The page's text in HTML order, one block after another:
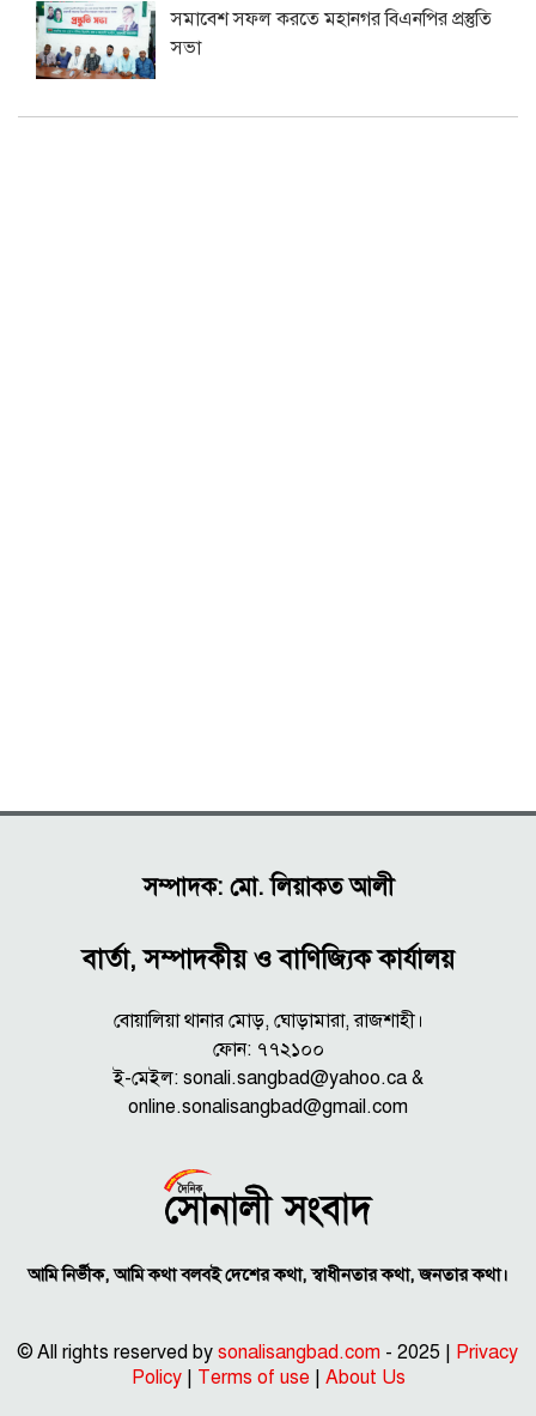
সমাবেশ সফল করতে মহানগর বিএনপির প্রস্তুতি
সভা
সম্পাদক: মো. লিয়াকত আলী
বার্তা, সম্পাদকীয় ও বাণিজ্যিক কার্যালয়
বোয়ালিয়া থানার মোড়, ঘোড়ামারা, রাজশাহী।
ফোন: ৭৭২১০০
ই-মেইল: sonali.sangbad@yahoo.ca &
online.sonalisangbad@gmail.com
আমি নির্ভীক, আমি কথা বলবই দেশের কথা, স্বাধীনতার কথা, জনতার কথা।
© All rights reserved by sonalisangbad.com - 2025 | Privacy
Policy| Terms of use | About Us